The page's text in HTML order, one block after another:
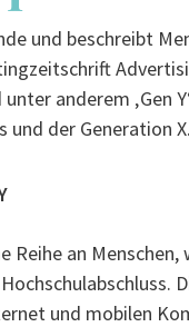
und beschreibt
anderem ‚Gen
der Generation X.
Reihe an
und mobilen